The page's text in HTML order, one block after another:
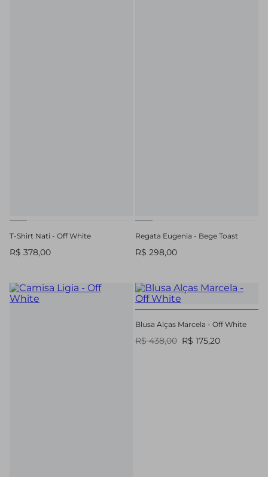
T-Shirt Nati - Off White
R$ 378,00
Regata Eugenia - Bege Toast
R$ 298,00
Blusa Alças Marcela - Off White
R$ 438,00 R$ 175,20